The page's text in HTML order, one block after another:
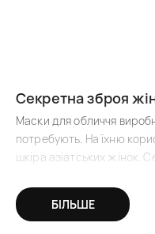
Секретна зброя
Маски для обличчя
потребують. На їхню
шкіра азіатських жінок.
та корейські маски для
заслужено високий
БІЛЬШЕ